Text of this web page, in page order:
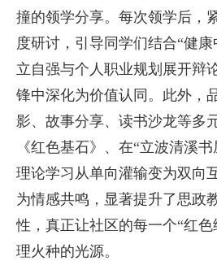
撞的领学分享。每次领学后，
度研讨，引导同学们结合“健
立自强与个人职业规划展开辩
锋中深化为价值认同。此外，
影、故事分享、读书沙龙等多
《红色基石》、在“立波清溪
理论学习从单向灌输变为双向
为情感共鸣，显著提升了思政
性，真正让社区的每一个“红
理火种的光源。